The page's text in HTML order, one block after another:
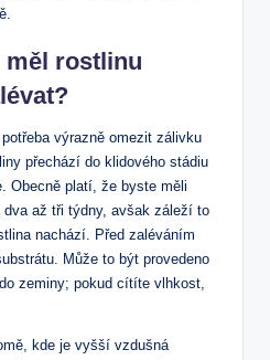
měl rostlinu
výrazně omezit zálivku
přechází do klidového‍ stádiu
Obecně platí, že byste měli
dva až tři týdny, avšak záleží to
nachází. Před zaléváním
Může to‌ být provedeno
zeminy; pokud cítíte vlhkost,
kde je‍ vyšší vzdušná